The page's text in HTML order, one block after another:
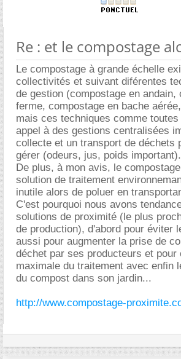
Re : et le compostage
Le compostage à grande échelle
collectivités et suivant diférentes
de gestion (compostage en andain,
ferme, compostage en bache
mais ces techniques comme
appel à des gestions centralisées
collecte et un transport de déchets
gérer (odeurs, jus, poids important).
De plus, à mon avis, le
solution de traitement
inutile alors de poluer en
C'est pourquoi nous avons
solutions de proximité (le plus
de production), d'abord pour éviter
aussi pour augmenter la prise de
déchet par ses producteurs et
maximale du traitement avec enfin
du compost dans son jardin...
http://www.compostage-